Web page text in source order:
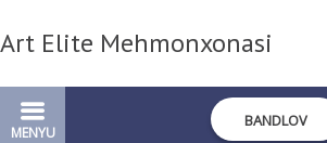
Art Elite Mehmonxonasi
MENYU
BANDLOV